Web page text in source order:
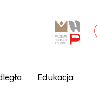
Edukacja